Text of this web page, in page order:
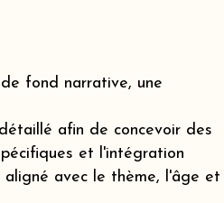
fond narrative, une
afin de concevoir des
et l'intégration
avec le thème, l'âge et